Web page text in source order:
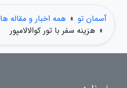
آسمان تو » همه اخبار و مقاله ها
» هزینه سفر با تور کوالالامپور